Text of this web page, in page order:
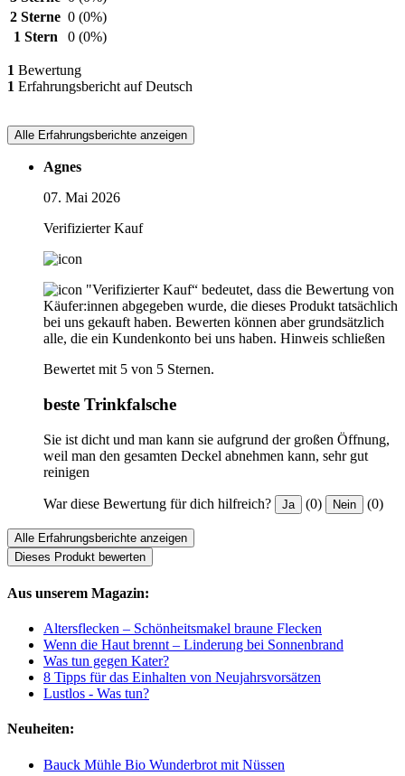
2 Sterne 0 (0%)
1 Stern
0 (0%)
1 Bewertung
1 Erfahrungsbericht auf Deutsch
Alle Erfahrungsberichte anzeigen
Agnes
07. Mai 2026
Verifizierter Kauf
"Verifizierter Kauf“ bedeutet, dass die Bewertung von
Käufer:innen abgegeben wurde, die dieses Produkt tatsächlich
bei uns gekauft haben. Bewerten können aber grundsätzlich
alle, die ein Kundenkonto bei uns haben. Hinweis schließen
Bewertet mit 5 von 5 Sternen.
beste Trinkfalsche
Sie ist dicht und man kann sie aufgrund der großen Öffnung,
weil man den gesamten Deckel abnehmen kann, sehr gut
reinigen
War diese Bewertung für dich hilfreich? Ja (0) Nein (0)
Alle Erfahrungsberichte anzeigen
Dieses Produkt bewerten
Aus unserem Magazin:
Altersflecken – Schönheitsmakel braune Flecken
Wenn die Haut brennt – Linderung bei Sonnenbrand
Was tun gegen Kater?
8 Tipps für das Einhalten von Neujahrsvorsätzen
Lustlos - Was tun?
Neuheiten:
Bauck Mühle Bio Wunderbrot mit Nüssen